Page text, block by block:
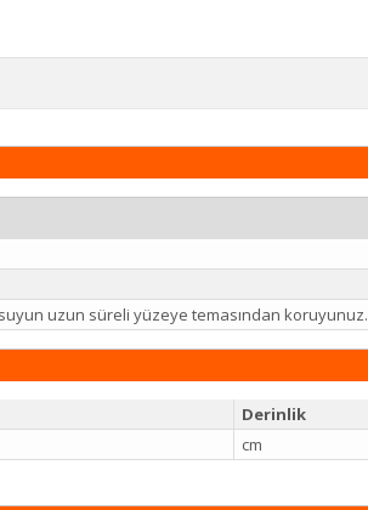
uzun süreli yüzeye temasından koruyunuz.
Derinlik
cm